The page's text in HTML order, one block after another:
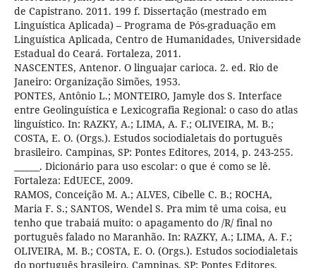
de Capistrano. 2011. 199 f. Dissertação (mestrado em
Linguística Aplicada) – Programa de Pós-graduação em
Linguística Aplicada, Centro de Humanidades, Universidade
Estadual do Ceará. Fortaleza, 2011.
NASCENTES, Antenor. O linguajar carioca. 2. ed. Rio de
Janeiro: Organização Simões, 1953.
PONTES, Antônio L.; MONTEIRO, Jamyle dos S. Interface
entre Geolinguística e Lexicografia Regional: o caso do atlas
linguístico. In: RAZKY, A.; LIMA, A. F.; OLIVEIRA, M. B.;
COSTA, E. O. (Orgs.). Estudos sociodialetais do português
brasileiro. Campinas, SP: Pontes Editores, 2014, p. 243-255.
______. Dicionário para uso escolar: o que é como se lê.
Fortaleza: EdUECE, 2009.
RAMOS, Conceição M. A.; ALVES, Cibelle C. B.; ROCHA,
Maria F. S.; SANTOS, Wendel S. Pra mim tê uma coisa, eu
tenho que trabaiá muito: o apagamento do /R/ final no
português falado no Maranhão. In: RAZKY, A.; LIMA, A. F.;
OLIVEIRA, M. B.; COSTA, E. O. (Orgs.). Estudos sociodialetais
do português brasileiro. Campinas, SP: Pontes Editores,